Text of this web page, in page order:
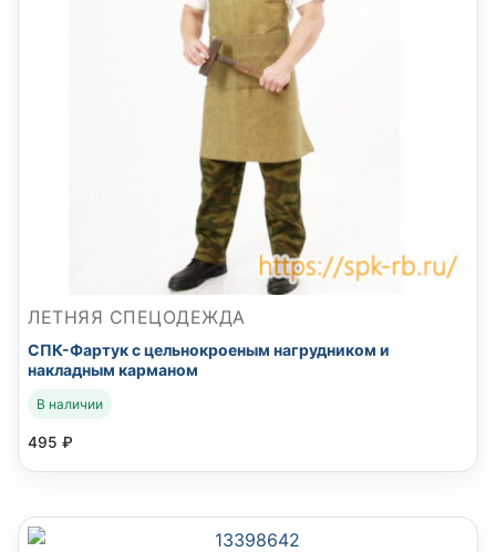
ЛЕТНЯЯ СПЕЦОДЕЖДА
СПК-Фартук с цельнокроеным нагрудником и
накладным карманом
В наличии
495 ₽